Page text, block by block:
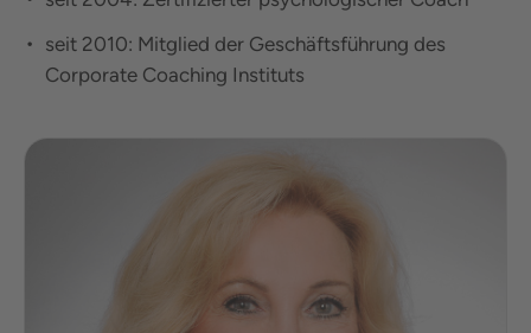
seit 2010: Mitglied der Geschäftsführung des
Corporate Coaching Instituts